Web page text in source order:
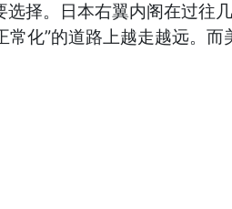
择。日本右翼内阁在过往
化”的道路上越走越远。